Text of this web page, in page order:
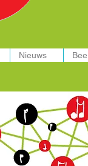
Nieuws